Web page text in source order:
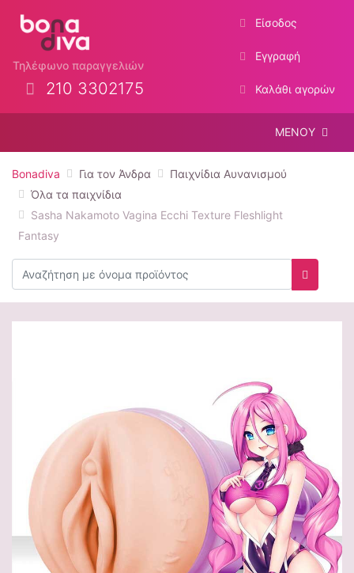
Τηλέφωνο παραγγελιών
210 3302175
Είσοδος
Εγγραφή
Καλάθι αγορών
ΜΕΝΟΥ
Bonadiva Για τον Άνδρα
Παιχνίδια Αυνανισμού
Όλα τα παιχνίδια
Sasha Nakamoto Vagina Ecchi Texture Fleshlight
Fantasy
Αναζήτηση